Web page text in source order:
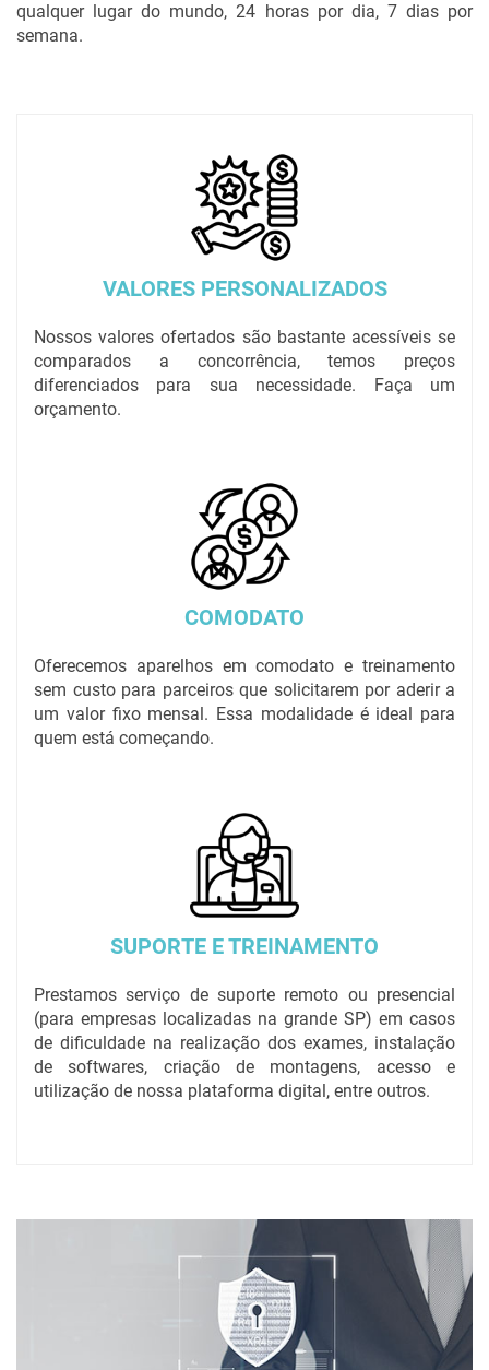
qualquer lugar do mundo, 24 horas por dia, 7 dias por
semana.
VALORES PERSONALIZADOS
Nossos valores ofertados são bastante acessíveis se
comparados a concorrência, temos preços
diferenciados para sua necessidade. Faça um
orçamento.
COMODATO
Oferecemos aparelhos em comodato e treinamento
sem custo para parceiros que solicitarem por aderir a
um valor fixo mensal. Essa modalidade é ideal para
quem está começando.
SUPORTE E TREINAMENTO
Prestamos serviço de suporte remoto ou presencial
(para empresas localizadas na grande SP) em casos
de dificuldade na realização dos exames, instalação
de softwares, criação de montagens, acesso e
utilização de nossa plataforma digital, entre outros.